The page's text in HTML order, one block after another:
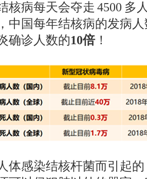
核病每天会夺走 4500 多
中国每年结核病的发病
确诊人数的10倍！
感染结核杆菌而引起的